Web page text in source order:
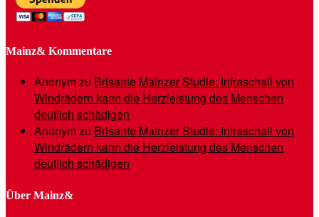
Mainz& Kommentare
Anonymzu Brisante Mainzer Studie: Infraschall von
Windrädern kann die Herzleistung des Menschen
deutlich schädigen
Anonymzu Brisante Mainzer Studie: Infraschall von
Windrädern kann die Herzleistung des Menschen
deutlich schädigen
Über Mainz&